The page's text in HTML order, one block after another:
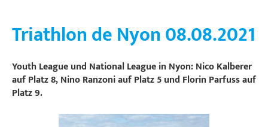
Triathlon de Nyon 08.08.2021
Youth League und National League in Nyon: Nico Kalberer
auf Platz 8, Nino Ranzoni auf Platz 5 und Florin Parfuss auf
Platz 9.